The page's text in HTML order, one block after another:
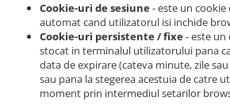
Cookie-uri de sesiune- este un cookie
automat cand utilizatorul isi inchide
Cookie-uri persistente / fixe- este un
stocat in terminalul utilizatorului pana
data de expirare (cateva minute, zile
sau pana la stegerea acestuia de catre
moment prin intermediul setarilor